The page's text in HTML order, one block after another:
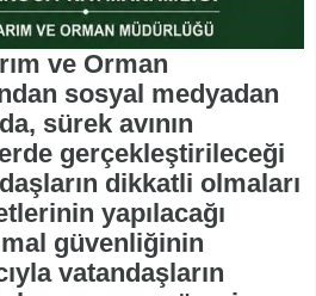
ve Orman
sosyal medyadan
sürek avının
gerçekleştirileceği
dikkatli olmaları
yapılacağı
güvenliğinin
vatandaşların